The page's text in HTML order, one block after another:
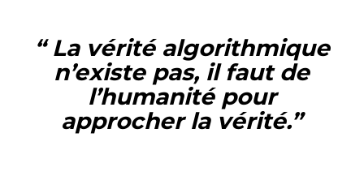
“ La vérité algorithmique
n’existe pas, il faut de
l’humanité pour
approcher la vérité.”